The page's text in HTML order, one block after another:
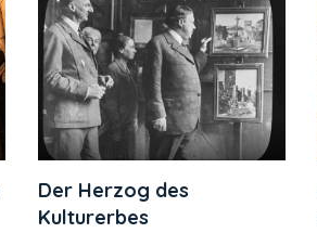
Der Herzog des
Kulturerbes